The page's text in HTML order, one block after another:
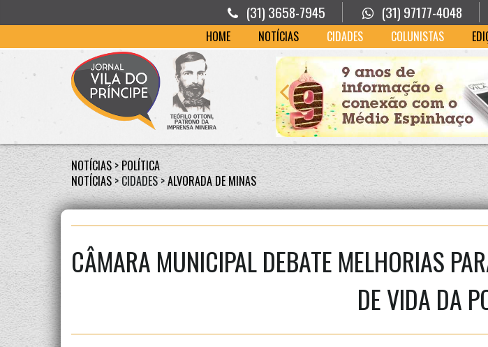
(31) 3658-7945 (31) 97177-4048
HOME NOTÍCIAS CIDADES COLUNISTAS
NOTÍCIAS>POLÍTICA
NOTÍCIAS> CIDADES >ALVORADA DE MINAS
CÂMARA MUNICIPAL DEBATE MELHORIAS
DE VIDA DA